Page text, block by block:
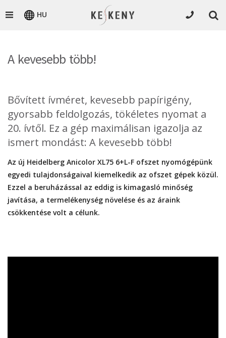
HU
A kevesebb több!
Bővített ívméret, kevesebb papírigény,
gyorsabb feldolgozás, tökéletes nyomat a
20. ívtől. Ez a gép maximálisan igazolja az
ismert mondást: A kevesebb több!
Az új Heidelberg Anicolor XL75 6+L-F ofszet nyomógépünk
egyedi tulajdonságaival kiemelkedik az ofszet gépek közül.
Ezzel a beruházással az eddig is kimagasló minőség
javítása, a termelékenység növelése és az áraink
csökkentése volt a célunk.